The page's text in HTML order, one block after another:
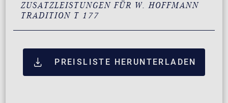
ZUSATZLEISTUNGEN FÜR W. HOFFMANN
TRADITION T 177
PREISLISTE HERUNTERLADEN